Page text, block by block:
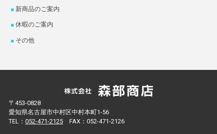
新商品のご案内
休暇のご案内
その他
〒453-0828
愛知県名古屋市中村区中村本町1-56
TEL： 052-471-2125FAX：052-471-2126